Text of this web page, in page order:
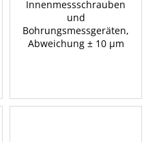
Innenmessschrauben
und
Bohrungsmessgeräten,
Abweichung ± 10 µm